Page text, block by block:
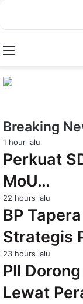
Breaking
1 hour lalu
Perkuat
MoU…
22 hours lalu
BP
Strategis
23 hours lalu
PII
Lewat